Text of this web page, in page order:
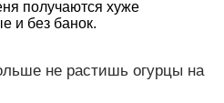
получаются хуже
и без банок.
не растишь огурцы на